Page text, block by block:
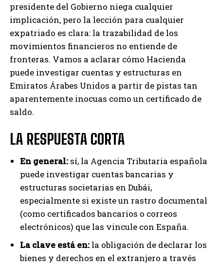
presidente del Gobierno niega cualquier
implicación, pero la lección para cualquier
expatriado es clara: la trazabilidad de los
movimientos financieros no entiende de
fronteras. Vamos a aclarar cómo Hacienda
puede investigar cuentas y estructuras en
Emiratos Árabes Unidos a partir de pistas tan
aparentemente inocuas como un certificado de
saldo.
LA RESPUESTA CORTA
En general: sí, la Agencia Tributaria española
puede investigar cuentas bancarias y
estructuras societarias en Dubái,
especialmente si existe un rastro documental
(como certificados bancarios o correos
electrónicos) que las vincule con España.
La clave está en: la obligación de declarar los
bienes y derechos en el extranjero a través